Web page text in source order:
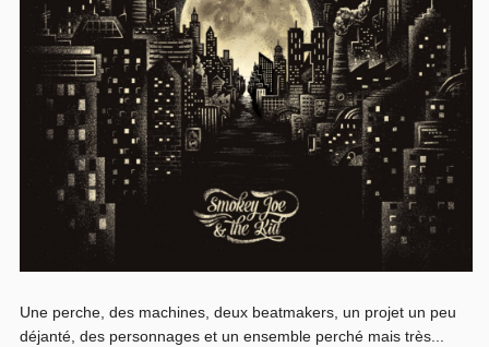
Une perche, des machines, deux beatmakers, un projet un peu
déjanté, des personnages et un ensemble perché mais très...